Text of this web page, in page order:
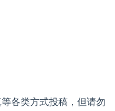
各类方式投稿，但请勿